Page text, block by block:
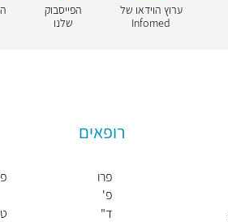
ערוץ הוידאו של
Infomed
הפייסבוק
שלנו
רופאים
פרו
פ'
יונ
ד"